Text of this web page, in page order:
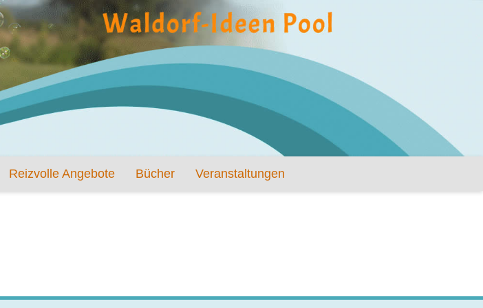
Reizvolle Angebote Bücher Veranstaltungen